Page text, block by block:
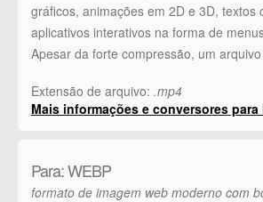
gráficos, animações em 2D e 3D, textos
aplicativos interativos na forma de
Apesar da forte compressão, um
Extensão de arquivo: .mp4
Mais informações e conversores para
Para: WEBP
formato de imagem web moderno com